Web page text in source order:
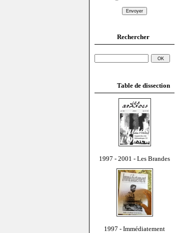
Rechercher
Table de dissection
1997 - 2001 - Les Brandes
1997 - Immédiatement